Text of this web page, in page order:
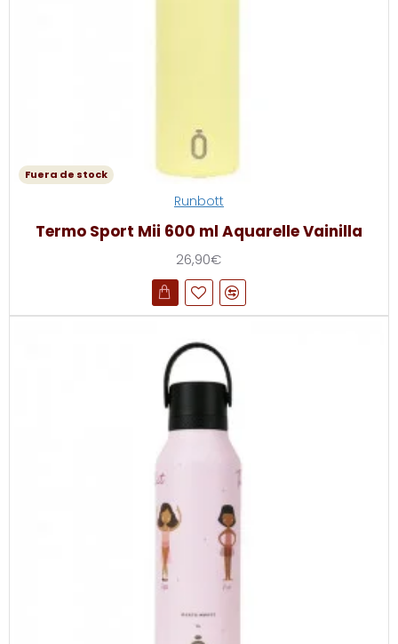
Fuera de stock
Runbott
Termo Sport Mii 600 ml Aquarelle Vainilla
26,90€